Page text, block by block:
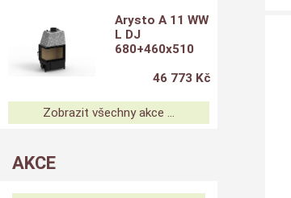
Arysto A 11 WW
L DJ
680+460x510
46 773 Kč
Zobrazit všechny akce ...
AKCE